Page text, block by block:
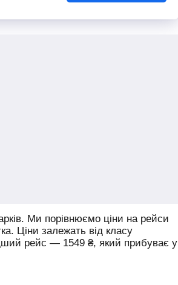
Ми порівнюємо ціни на рейси
Ціни залежать від класу
рейс — 1549 ₴, який прибуває у